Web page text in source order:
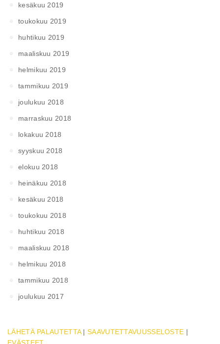
kesäkuu 2019
toukokuu 2019
huhtikuu 2019
maaliskuu 2019
helmikuu 2019
tammikuu 2019
joulukuu 2018
marraskuu 2018
lokakuu 2018
syyskuu 2018
elokuu 2018
heinäkuu 2018
kesäkuu 2018
toukokuu 2018
huhtikuu 2018
maaliskuu 2018
helmikuu 2018
tammikuu 2018
joulukuu 2017
LÄHETÄ PALAUTETTA|SAAVUTETTAVUUSSELOSTE |